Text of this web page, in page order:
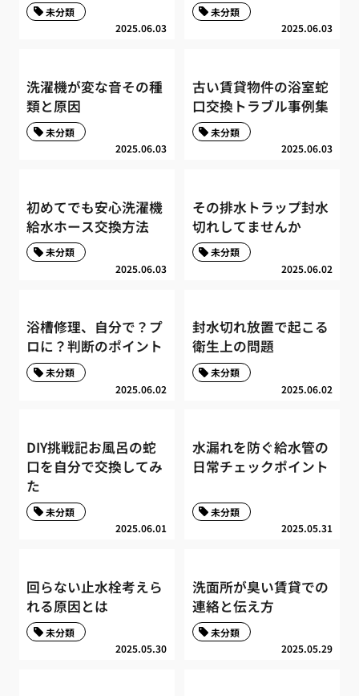
2025.06.03
未分類
2025.06.03
未分類
洗濯機が変な音その種
類と原因
2025.06.03
未分類
古い賃貸物件の浴室蛇
口交換トラブル事例集
2025.06.03
未分類
初めてでも安心洗濯機
給水ホース交換方法
2025.06.03
未分類
その排水トラップ封水
切れしてませんか
2025.06.02
未分類
浴槽修理、自分で？プ
ロに？判断のポイント
2025.06.02
未分類
封水切れ放置で起こる
衛生上の問題
2025.06.02
未分類
DIY挑戦記お風呂の蛇
口を自分で交換してみ
た
2025.06.01
未分類
水漏れを防ぐ給水管の
日常チェックポイント
2025.05.31
未分類
回らない止水栓考えら
れる原因とは
2025.05.30
未分類
洗面所が臭い賃貸での
連絡と伝え方
2025.05.29
未分類